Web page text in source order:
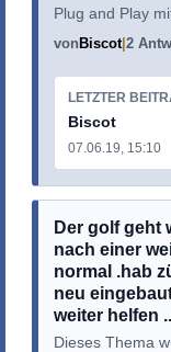
Plug and Play
von Biscot 2
LETZTER
Biscot
07.06.19, 15:10
Der golf geht
nach einer
normal .hab
neu
weiter helfen ..
Dieses Thema